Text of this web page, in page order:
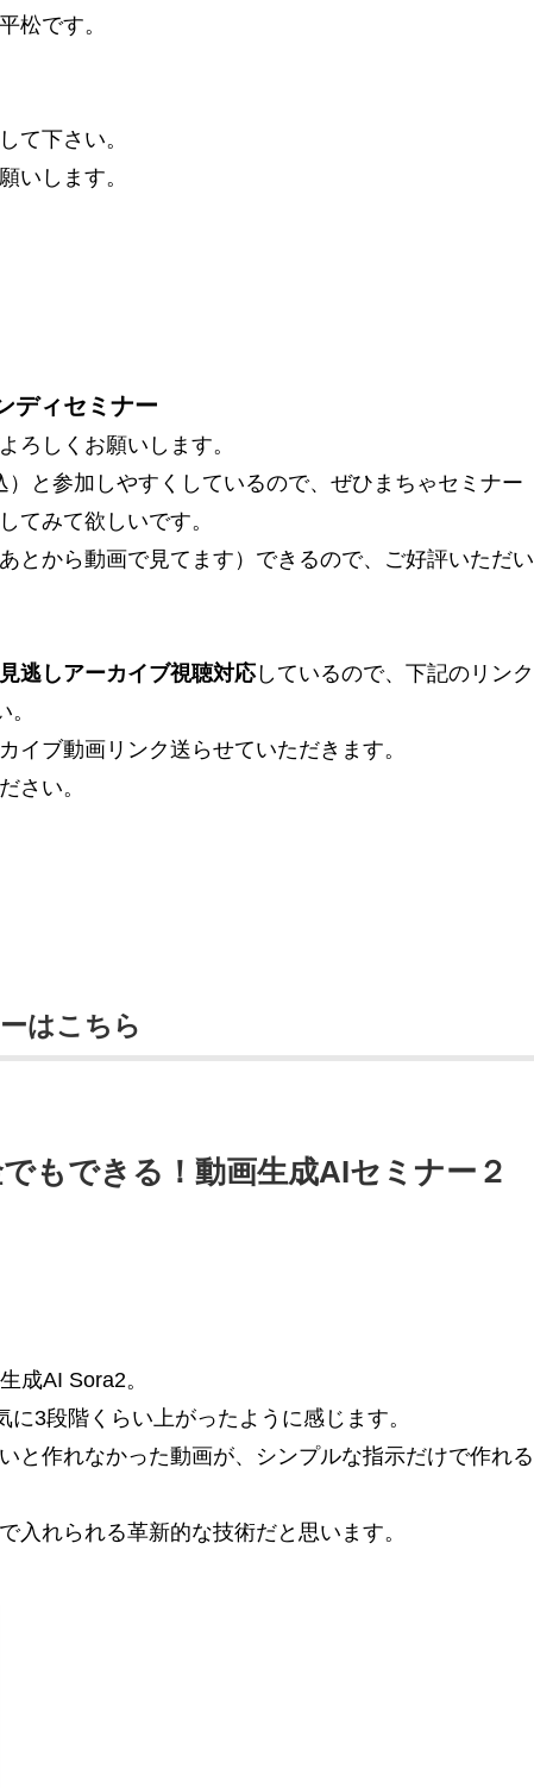
松です。
て下さい。
いします。
ディセミナー
ろしくお願いします。
と参加しやすくしているので、ぜひまちゃセミナー
てみて欲しいです。
とから動画で見てます）できるので、ご好評いただい
見逃しアーカイブ視聴対応しているので、下記のリンク
イブ動画リンク送らせていただきます。
さい。
はこちら
もできる！動画生成AIセミナー２
成AI Sora2。
3段階くらい上がったように感じます。
と作れなかった動画が、シンプルな指示だけで作れる
入れられる革新的な技術だと思います。